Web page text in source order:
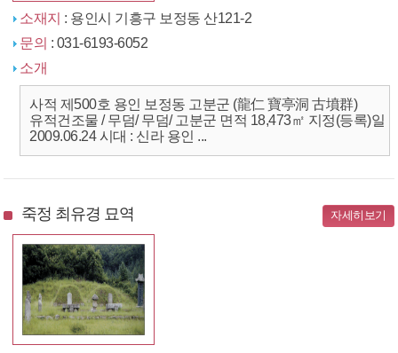
소재지 : 용인시 기흥구 보정동 산121-2
문의 : 031-6193-6052
소개
사적 제500호 용인 보정동 고분군 (龍仁 寶亭洞 古墳群)
유적건조물 / 무덤/ 무덤/ 고분군 면적 18,473㎡ 지정(등록)일
2009.06.24 시대 : 신라 용인 ...
죽정 최유경 묘역 자세히보기